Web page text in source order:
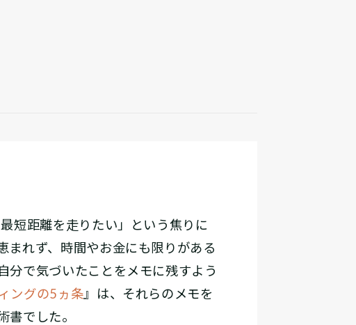
短距離を走りたい」という焦りに
まれず、時間やお金にも限りがある
分で気づいたことをメモに残すよう
ングの5ヵ条』は、それらのメモを
でした。